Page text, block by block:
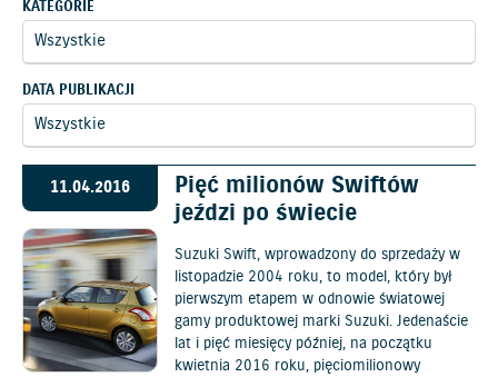
KATEGORIE
DATA PUBLIKACJI
11.04.2016
Pięć milionów Swiftów
jeździ po świecie
Suzuki Swift, wprowadzony do sprzedaży w
listopadzie 2004 roku, to model, który był
pierwszym etapem w odnowie światowej
gamy produktowej marki Suzuki. Jedenaście
lat i pięć miesięcy później, na początku
kwietnia 2016 roku, pięciomilionowy